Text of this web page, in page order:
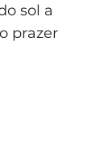
sol a
prazer